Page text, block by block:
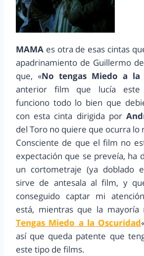
MAMA es otra de esas cintas
apadrinamiento de Guillermo
que, «No tengas Miedo a la
anterior film que lucía este
funciono todo lo bien que
con esta cinta dirigida por
del Toro no quiere que ocurra lo
Consciente de que el film no
expectación que se preveía, ha
un cortometraje (ya doblado
sirve de antesala al film, y
conseguido captar mi
está, mientras que la mayoría
Tengas Miedo a la Oscuridad
así que queda patente que
este tipo de films.